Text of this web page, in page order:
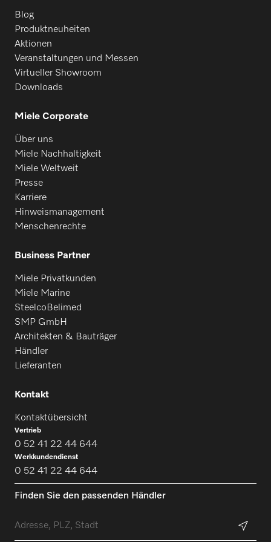
Blog
Produktneuheiten
Aktionen
Veranstaltungen und Messen
Virtueller Showroom
Downloads
Miele Corporate
Über uns
Miele Nachhaltigkeit
Miele Weltweit
Presse
Karriere
Hinweismanagement
Menschenrechte
Business Partner
Miele Privatkunden
Miele Marine
SteelcoBelimed
SMP GmbH
Architekten & Bauträger
Händler
Lieferanten
Kontakt
Kontaktübersicht
Vertrieb
0 52 41 22 44 644
Werkkundendienst
0 52 41 22 44 644
Finden Sie den passenden Händler